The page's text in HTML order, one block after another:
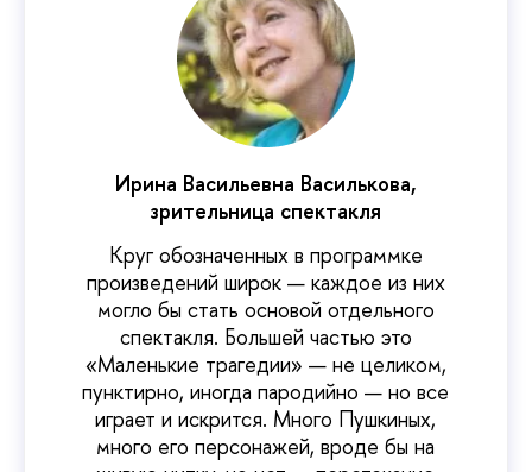
Ирина Васильевна Василькова,
зрительница спектакля
Круг обозначенных в программке
произведений широк — каждое из них
могло бы стать основой отдельного
спектакля. Большей частью это
«Маленькие трагедии» — не целиком,
пунктирно, иногда пародийно — но все
играет и искрится. Много Пушкиных,
много его персонажей, вроде бы на